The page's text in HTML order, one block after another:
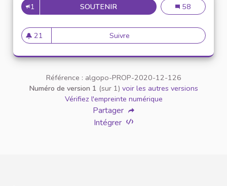
1 SOUTENIRVEUILLEZ AU RESPECT
Veuillez au
58
21
21 abonnés
Suivre Veuillez au respect mutuel
Référence : algopo-PROP-2020-12-126
Numéro de version 1 (sur 1) voir les autres versions
Vérifiez l'empreinte numérique
Partager
Intégrer